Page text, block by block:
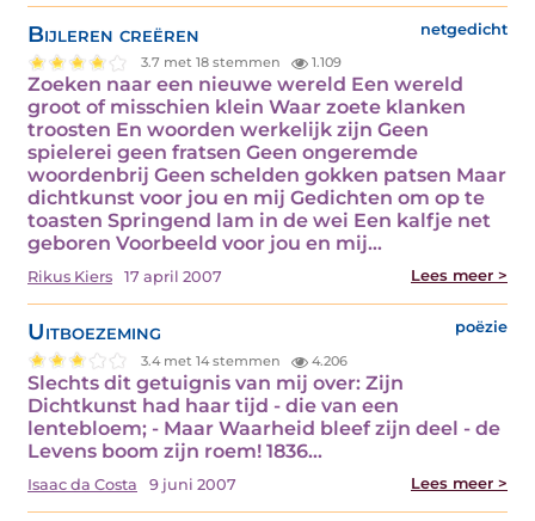
Bijleren creëren netgedicht
3.7 met 18 stemmen 1.109
Zoeken naar een nieuwe wereld Een wereld
groot of misschien klein Waar zoete klanken
troosten En woorden werkelijk zijn Geen
spielerei geen fratsen Geen ongeremde
woordenbrij Geen schelden gokken patsen Maar
dichtkunst voor jou en mij Gedichten om op te
toasten Springend lam in de wei Een kalfje net
geboren Voorbeeld voor jou en mij…
Rikus Kiers 17 april 2007 Lees meer >
Uitboezeming poëzie
3.4 met 14 stemmen 4.206
Slechts dit getuignis van mij over: Zijn
Dichtkunst had haar tijd - die van een
lentebloem; - Maar Waarheid bleef zijn deel - de
Levens boom zijn roem! 1836…
Isaac da Costa 9 juni 2007 Lees meer >